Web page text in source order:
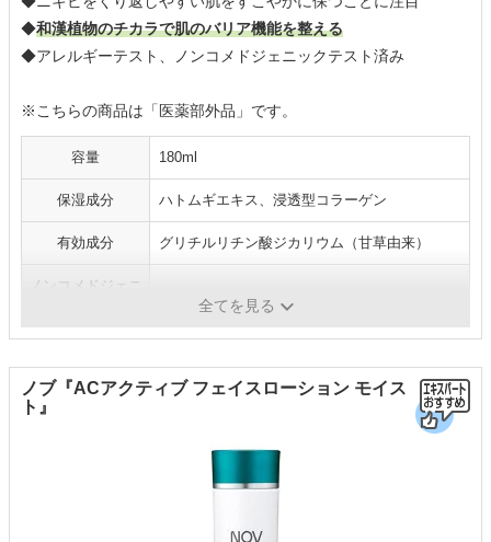
◆和漢植物のチカラで肌のバリア機能を整える
◆アレルギーテスト、ノンコメドジェニックテスト済み
※こちらの商品は「医薬部外品」です。
容量 180ml
保湿成分 ハトムギエキス、浸透型コラーゲン
有効成分 グリチルリチン酸ジカリウム（甘草由来）
ノンコメドジェニ
全てを見る
ノブ『ACアクティブ フェイスローション モイス
ト』